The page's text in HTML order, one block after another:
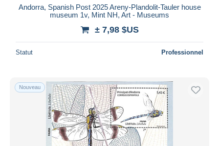
Andorra, Spanish Post 2025 Areny-Plandolit-Tauler house
museum 1v, Mint NH, Art - Museums
± 7,98 $US
Statut Professionnel
Nouveau